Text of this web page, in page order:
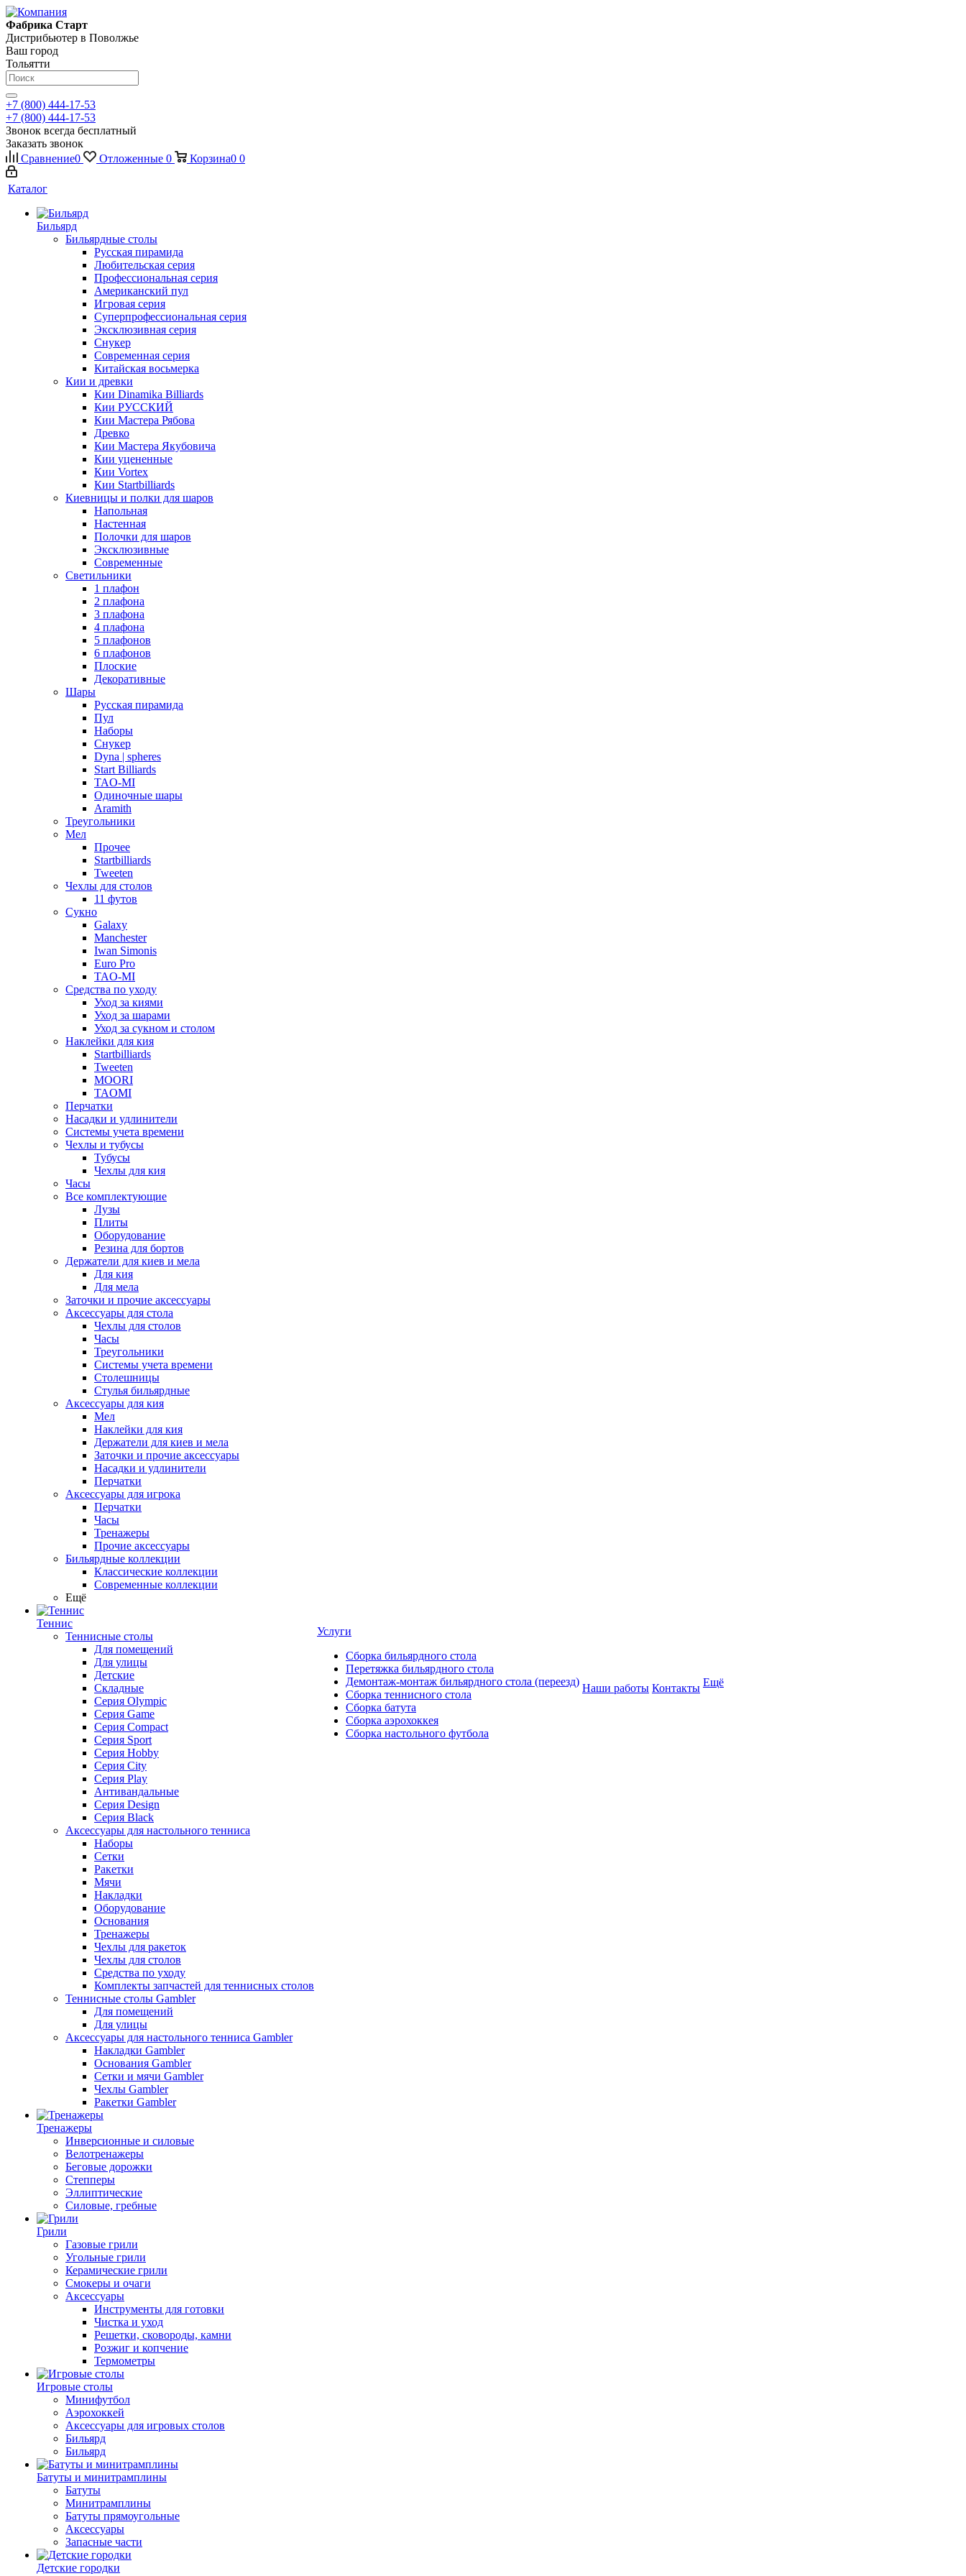
Фабрика Старт
Дистрибьютер в Поволжье
Ваш город
Тольятти
+7 (800) 444-17-53
+7 (800) 444-17-53
Звонок всегда бесплатный
Заказать звонок
Сравнение0 Отложенные 0 Корзина0 0
Каталог
Бильярд
Бильярдные столы
Русская пирамида
Любительская серия
Профессиональная серия
Американский пул
Игровая серия
Суперпрофессиональная серия
Эксклюзивная серия
Снукер
Современная серия
Китайская восьмерка
Кии и древки
Кии Dinamika Billiards
Кии РУССКИЙ
Кии Мастера Рябова
Древко
Кии Мастера Якубовича
Кии уцененные
Кии Vortex
Кии Startbilliards
Киевницы и полки для шаров
Напольная
Настенная
Полочки для шаров
Эксклюзивные
Современные
Светильники
1 плафон
2 плафона
3 плафона
4 плафона
5 плафонов
6 плафонов
Плоские
Декоративные
Шары
Русская пирамида
Пул
Наборы
Снукер
Dyna | spheres
Start Billiards
TAO-MI
Одиночные шары
Aramith
Треугольники
Мел
Прочее
Startbilliards
Tweeten
Чехлы для столов
11 футов
Сукно
Galaxy
Manchester
Iwan Simonis
Euro Pro
TAO-MI
Средства по уходу
Уход за киями
Уход за шарами
Уход за сукном и столом
Наклейки для кия
Startbilliards
Tweeten
MOORI
TAOMI
Перчатки
Насадки и удлинители
Системы учета времени
Чехлы и тубусы
Тубусы
Чехлы для кия
Часы
Все комплектующие
Лузы
Плиты
Оборудование
Резина для бортов
Держатели для киев и мела
Для кия
Для мела
Заточки и прочие аксессуары
Аксессуары для стола
Чехлы для столов
Часы
Треугольники
Системы учета времени
Столешницы
Стулья бильярдные
Аксессуары для кия
Мел
Наклейки для кия
Держатели для киев и мела
Заточки и прочие аксессуары
Насадки и удлинители
Перчатки
Аксессуары для игрока
Перчатки
Часы
Тренажеры
Прочие аксессуары
Бильярдные коллекции
Классические коллекции
Современные коллекции
Ещё
Теннис
Теннисные столы
Для помещений
Для улицы
Детские
Складные
Серия Olympic
Серия Game
Серия Compact
Серия Sport
Серия Hobby
Серия City
Серия Play
Антивандальные
Серия Design
Серия Black
Аксессуары для настольного тенниса
Наборы
Сетки
Ракетки
Мячи
Накладки
Оборудование
Основания
Тренажеры
Чехлы для ракеток
Чехлы для столов
Средства по уходу
Комплекты запчастей для теннисных столов
Теннисные столы Gambler
Для помещений
Для улицы
Аксессуары для настольного тенниса Gambler
Накладки Gambler
Основания Gambler
Сетки и мячи Gambler
Чехлы Gambler
Ракетки Gambler
Тренажеры
Инверсионные и силовые
Велотренажеры
Беговые дорожки
Степперы
Эллиптические
Силовые, гребные
Грили
Газовые грили
Угольные грили
Керамические грили
Смокеры и очаги
Аксессуары
Инструменты для готовки
Чистка и уход
Решетки, сковороды, камни
Розжиг и копчение
Термометры
Игровые столы
Минифутбол
Аэрохоккей
Аксессуары для игровых столов
Бильяpд
Бильяpд
Батуты и минитрамплины
Батуты
Минитрамплины
Батуты прямоугольные
Аксессуары
Запасные части
Детские городки
Услуги
Сборка бильярдного стола
Перетяжка бильярдного стола
Демонтаж-монтаж бильярдного стола (переезд)
Сборка теннисного стола
Сборка батута
Сборка аэрохоккея
Сборка настольного футбола
Наши работы Контакты Ещё